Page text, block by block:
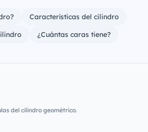
Características del cilindro
¿Cuántas caras tiene?
del cilindro geométrico.